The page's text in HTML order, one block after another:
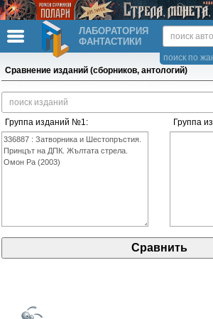
ЛАБОРАТОРИЯ
ФАНТАСТИКИ
поиск по
Сравнение изданий (сборников, антологий)
Группа изданий №1: Группа